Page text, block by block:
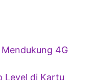
4G
Level di Kartu